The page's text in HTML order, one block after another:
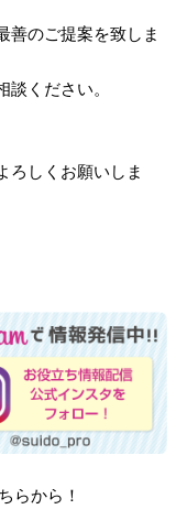
善のご提案を致しま
ください。
ろしくお願いしま
らから！